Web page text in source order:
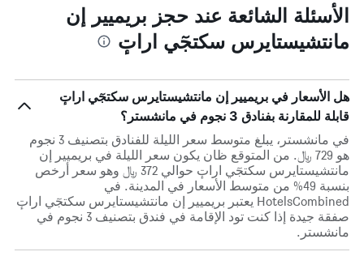
الأسئلة الشائعة عند حجز بريميير إن
مانتشيستايرس سكتجٓي اراتٕ
هل الأسعار في بريميير إن مانتشيستايرس سكتجٓي اراتٕ
قابلة للمقارنة بفنادق 3 نجوم في مانشستر؟
في مانشستر، يبلغ متوسط ​​سعر الليلة للفنادق بتصنيف 3 نجوم
هو 729 ﷼. من المتوقع ظان يكون سعر الليلة في بريميير إن
مانتشيستايرس سكتجٓي اراتٕ حوالي 372 ﷼ وهو سعر أرخص
بنسبة 49% من متوسط الأسعار في المدينة. في
HotelsCombined يعتبر بريميير إن مانتشيستايرس سكتجٓي اراتٕ
صفقة جيدة إذا كنت تود الإقامة في فندق بتصنيف 3 نجوم في
مانشستر.